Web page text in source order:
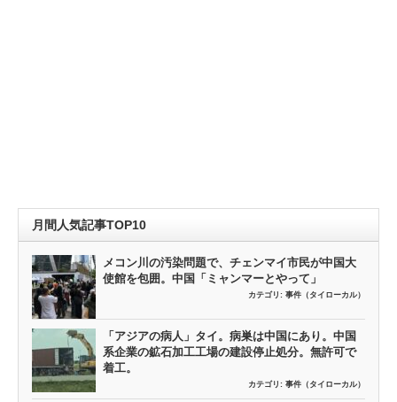
月間人気記事TOP10
メコン川の汚染問題で、チェンマイ市民が中国大
使館を包囲。中国「ミャンマーとやって」
カテゴリ: 事件（タイローカル）
「アジアの病人」タイ。病巣は中国にあり。中国
系企業の鉱石加工工場の建設停止処分。無許可で
着工。
カテゴリ: 事件（タイローカル）